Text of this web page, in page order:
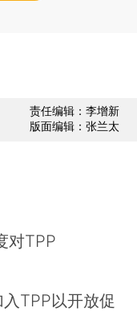
责任编辑：李增新
版面编辑：张兰太
对TPP
入TPP以开放促